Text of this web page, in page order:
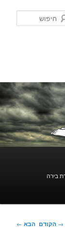
בירה
ניווט
→ הקודם הבא ←